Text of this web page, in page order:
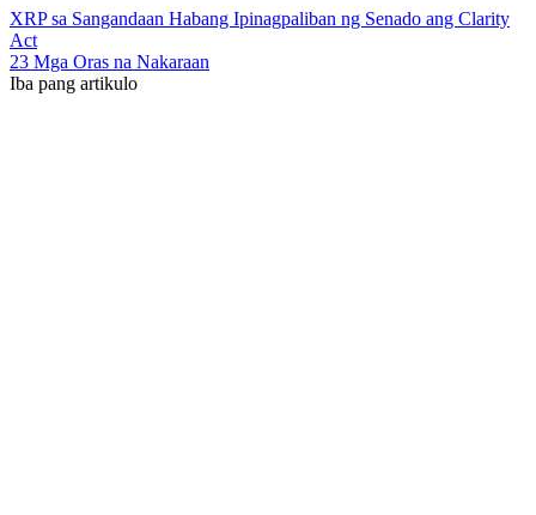
XRP sa Sangandaan Habang Ipinagpaliban ng Senado ang Clarity
Act
23 Mga Oras na Nakaraan
Iba pang artikulo